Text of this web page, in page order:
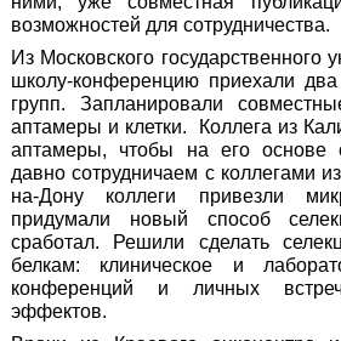
возможностей для сотрудничества.
Из Московского государственного
школу-конференцию приехали
групп. Запланировали
аптамеры и клетки. Коллега из
аптамеры, чтобы на его основе
давно сотрудничаем с коллегами
на-Дону коллеги привезли
придумали новый способ
сработал. Решили сделать
белкам: клиническое и
конференций и личных
эффектов.